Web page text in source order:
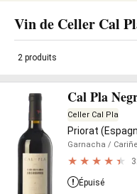
Vin de Celler Cal
2 produits
Cal Pla
Celler Cal Pla
Priorat
Garnacha /
Épuisé